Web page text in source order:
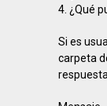
4. ¿Qué
Si es
carpeta